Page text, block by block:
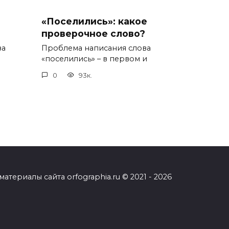
«Поселились»: какое
проверочное слово?
Проблема написания слова
«поселились» – в первом и
0 93к.
сайта orfographia.ru © 2021 - 2026